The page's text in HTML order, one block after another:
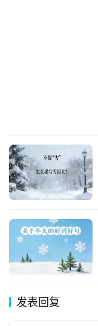
发表回复